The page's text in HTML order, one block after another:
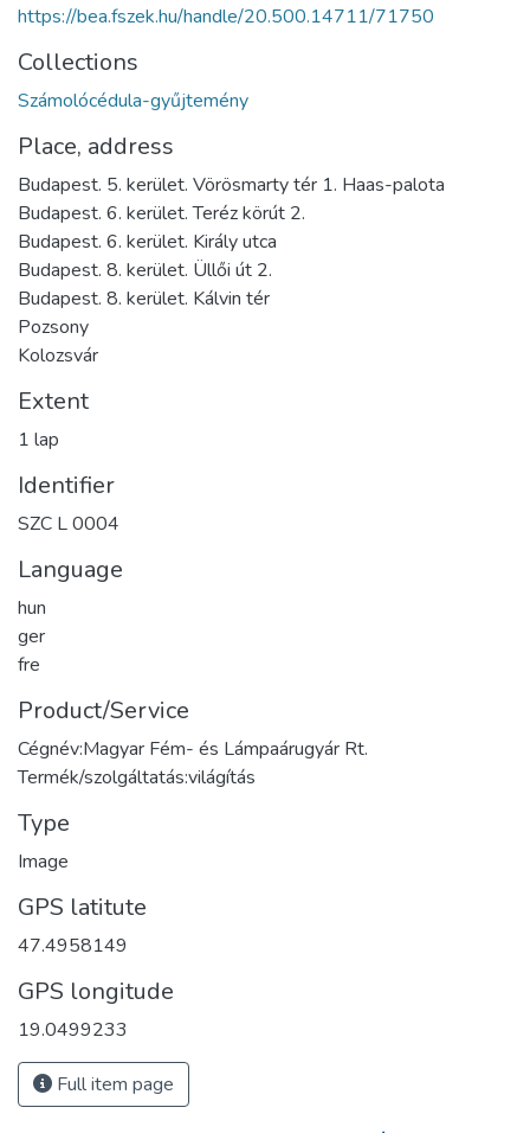
https://bea.fszek.hu/handle/20.500.14711/71750
Collections
Számolócédula-gyűjtemény
Place, address
Budapest. 5. kerület. Vörösmarty tér 1. Haas-palota
Budapest. 6. kerület. Teréz körút 2.
Budapest. 6. kerület. Király utca
Budapest. 8. kerület. Üllői út 2.
Budapest. 8. kerület. Kálvin tér
Pozsony
Kolozsvár
Extent
1 lap
Identifier
SZC L 0004
Language
hun
ger
fre
Product/Service
Cégnév:Magyar Fém- és Lámpaárugyár Rt.
Termék/szolgáltatás:világítás
Type
Image
GPS latitute
47.4958149
GPS longitude
19.0499233
Full item page